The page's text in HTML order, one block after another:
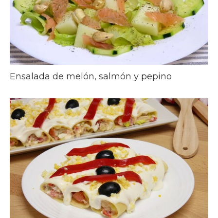
Ensalada de melón, salmón y pepino